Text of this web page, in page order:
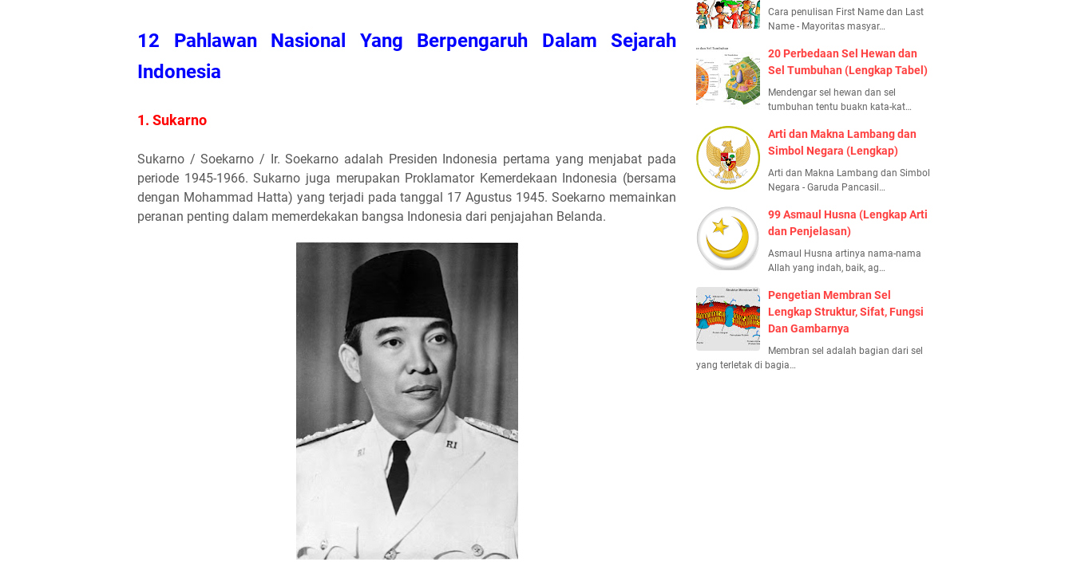
12 Pahlawan Nasional Yang Berpengaruh Dalam Sejarah
Indonesia
1. Sukarno
Sukarno / Soekarno / Ir. Soekarno adalah Presiden Indonesia pertama yang menjabat pada
periode 1945-1966. Sukarno juga merupakan Proklamator Kemerdekaan Indonesia (bersama
dengan Mohammad Hatta) yang terjadi pada tanggal 17 Agustus 1945. Soekarno memainkan
peranan penting dalam memerdekakan bangsa Indonesia dari penjajahan Belanda.
Cara penulisan First Name dan Last
Name - Mayoritas masyar…
20 Perbedaan Sel Hewan dan
Sel Tumbuhan (Lengkap Tabel)
Mendengar sel hewan dan sel
tumbuhan tentu buakn kata-kat…
Arti dan Makna Lambang dan
Simbol Negara (Lengkap)
Arti dan Makna Lambang dan Simbol
Negara - Garuda Pancasil…
99 Asmaul Husna (Lengkap Arti
dan Penjelasan)
Asmaul Husna artinya nama-nama
Allah yang indah, baik, ag…
Pengetian Membran Sel
Lengkap Struktur, Sifat, Fungsi
Dan Gambarnya
Membran sel adalah bagian dari sel
yang terletak di bagia…